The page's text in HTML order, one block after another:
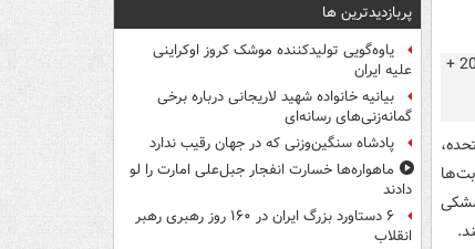
پربازدیدترین ها
یاوه‌گویی تولیدکننده موشک کروز اوکراینی
علیه ایران
بیانیه خانواده شهید لاریجانی درباره برخی
گمانه‌زنی‌های رسانه‌ای
پادشاه سنگین‌وزنی که در جهان رقیب ندارد
ماهواره‌ها خسارت انفجار جبل‌علی امارت را لو
دادند
۶ دستاورد بزرگ ایران در ۱۶۰ روز رهبری رهبر
انقلاب